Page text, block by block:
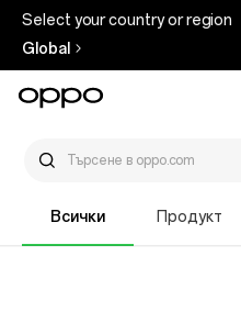
Select your country or region
Global
Всички Продукт